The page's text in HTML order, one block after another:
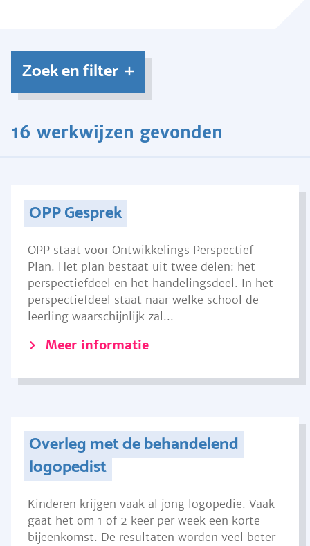
Zoek en filter
16 werkwijzen gevonden
OPP Gesprek
OPP staat voor Ontwikkelings Perspectief
Plan. Het plan bestaat uit twee delen: het
perspectiefdeel en het handelingsdeel. In het
perspectiefdeel staat naar welke school de
leerling waarschijnlijk zal...
Meer informatie
Overleg met de behandelend
logopedist
Kinderen krijgen vaak al jong logopedie. Vaak
gaat het om 1 of 2 keer per week een korte
bijeenkomst. De resultaten worden veel beter